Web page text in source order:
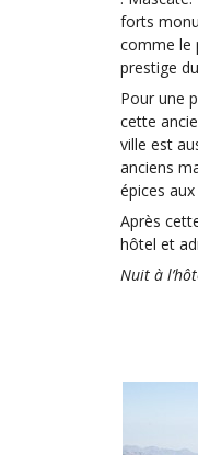
forts
comme le
prestige
Pour une
cette
ville est
anciens
épices
Après
hôtel et
Nuit à